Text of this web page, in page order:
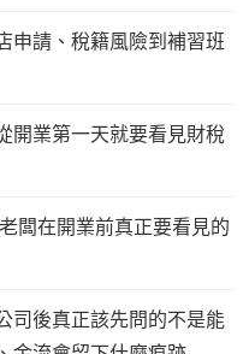
申請、稅籍風險到補習班
開業第一天就要看見財稅
闆在開業前真正要看見的
司後真正該先問的不是能